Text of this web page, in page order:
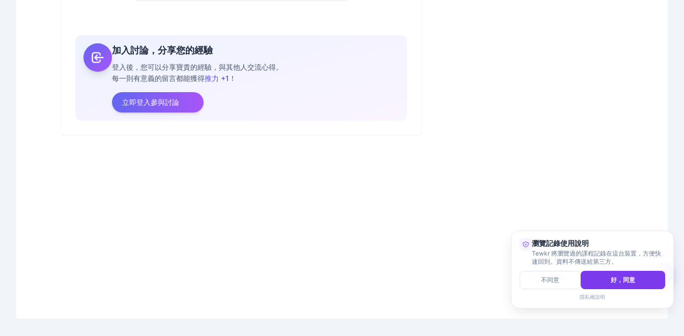
加入討論，分享您的經驗
登入後，您可以分享寶貴的經驗，與其他人交流心得。
每一則有意義的留言都能獲得推力 +1 ！
立即登入參與討論
瀏覽記錄使用說明
Tewkr 將瀏覽過的課程記錄在這台裝置，方便快
速回到。資料不傳送給第三方。
不同意 好，同意
隱私權說明